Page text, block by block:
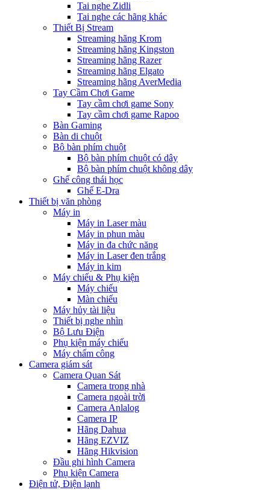
Tai nghe Zidli
Tai nghe các hãng khác
Thiết Bị Stream
Streaming hãng Krom
Streaming hãng Kingston
Streaming hãng Razer
Streaming hãng Elgato
Streaming hãng AverMedia
Tay Cầm Chơi Game
Tay cầm chơi game Sony
Tay cầm chơi game Rapoo
Bàn Gaming
Bàn di chuột
Bộ bàn phím chuột
Bộ bàn phím chuột có dây
Bộ bàn phím chuột không dây
Ghế công thái học
Ghế E-Dra
Thiết bị văn phòng
Máy in
Máy in Laser màu
Máy in phun màu
Máy in đa chức năng
Máy in Laser đen trắng
Máy in kim
Máy chiếu & Phụ kiện
Máy chiếu
Màn chiếu
Máy hủy tài liệu
Thiết bị nghe nhìn
Bộ Lưu Điện
Phụ kiện máy chiếu
Máy chấm công
Camera giám sát
Camera Quan Sát
Camera trong nhà
Camera ngoài trời
Camera Anlalog
Camera IP
Hãng Dahua
Hãng EZVIZ
Hãng Hikvision
Đầu ghi hình Camera
Phụ kiện Camera
Điện tử, Điện lạnh